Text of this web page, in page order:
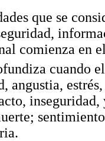
que se
comienza en
cuando
angustia,